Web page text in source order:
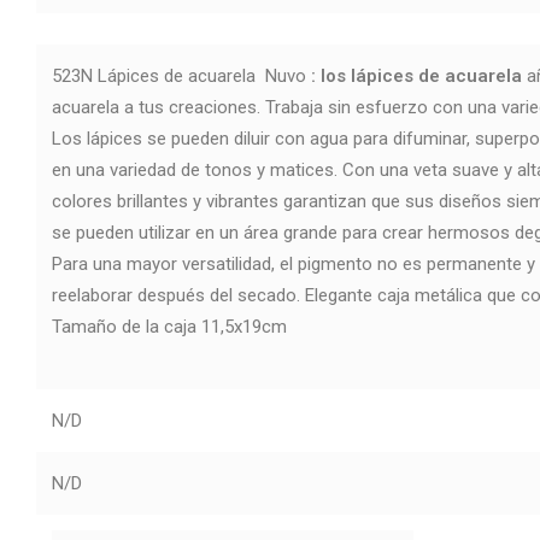
523N Lápices de acuarela Nuvo : los lápices de acuarela
acuarela a tus creaciones. Trabaja sin esfuerzo con una
Los lápices se pueden diluir con agua para difuminar,
en una variedad de tonos y matices. Con una veta suave y
colores brillantes y vibrantes garantizan que sus diseños
se pueden utilizar en un área grande para crear hermosos
Para una mayor versatilidad, el pigmento no es permanente
reelaborar después del secado. Elegante caja metálica que
Tamaño de la caja 11,5x19cm
N/D
N/D